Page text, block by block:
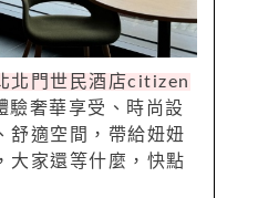
北門世民酒店citizen
驗奢華享受、時尚設
舒適空間，帶給妞妞
大家還等什麼，快點